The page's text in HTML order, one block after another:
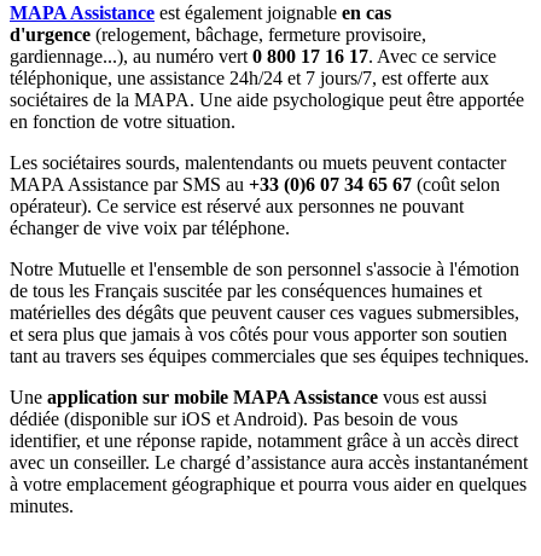
MAPA Assistance est également joignable en cas
d'urgence (relogement, bâchage, fermeture provisoire,
gardiennage...), au numéro vert 0 800 17 16 17. Avec ce service
téléphonique, une assistance 24h/24 et 7 jours/7, est offerte aux
sociétaires de la MAPA. Une aide psychologique peut être apportée
en fonction de votre situation.
Les sociétaires sourds, malentendants ou muets peuvent contacter
MAPA Assistance par SMS au +33 (0)6 07 34 65 67 (coût selon
opérateur). Ce service est réservé aux personnes ne pouvant
échanger de vive voix par téléphone.
Notre Mutuelle et l'ensemble de son personnel s'associe à l'émotion
de tous les Français suscitée par les conséquences humaines et
matérielles des dégâts que peuvent causer ces vagues submersibles,
et sera plus que jamais à vos côtés pour vous apporter son soutien
tant au travers ses équipes commerciales que ses équipes techniques.
Une application sur mobile MAPA Assistance vous est aussi
dédiée (disponible sur iOS et Android). Pas besoin de vous
identifier, et une réponse rapide, notamment grâce à un accès direct
avec un conseiller. Le chargé d’assistance aura accès instantanément
à votre emplacement géographique et pourra vous aider en quelques
minutes.